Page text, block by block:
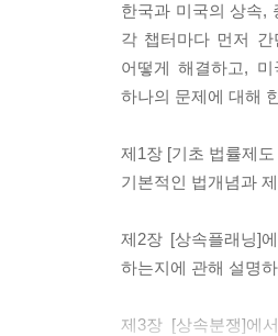
II. 상속세 과세
01. 한국의 상속세
02. 미국의 상속세
III. 고객들을 만났을
01. 역이민 사례 (I)
03. 한국에 부모가
04. 한국을 떠난 이
한국과 미국의 상속,
각 챕터마다 먼저
어떻게 해결하고,
하나의 문제에 대해
제1장 [기초 법률제
기본적인 법개념과
제2장 [상속플래닝]
하는지에 관해 설명
제3장 [상속분쟁]에